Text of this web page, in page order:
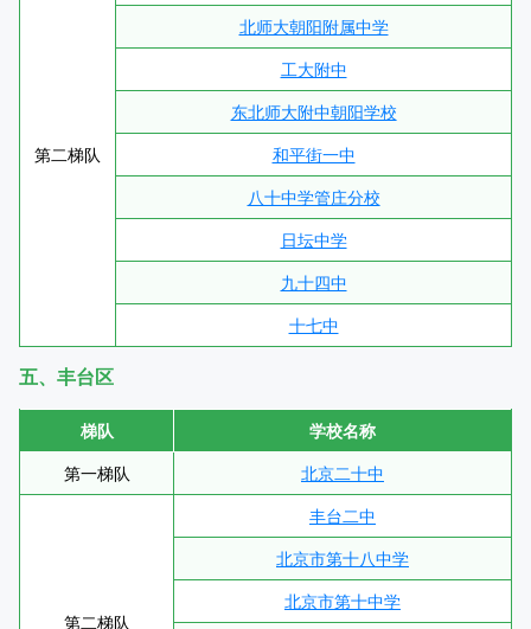
第二梯队
北师大朝阳附属中学
工大附中
东北师大附中朝阳学校
和平街一中
八十中学管庄分校
日坛中学
九十四中
十七中
五、丰台区
梯队
学校名称
第一梯队
北京二十中
第二梯队
丰台二中
北京市第十八中学
北京市第十中学